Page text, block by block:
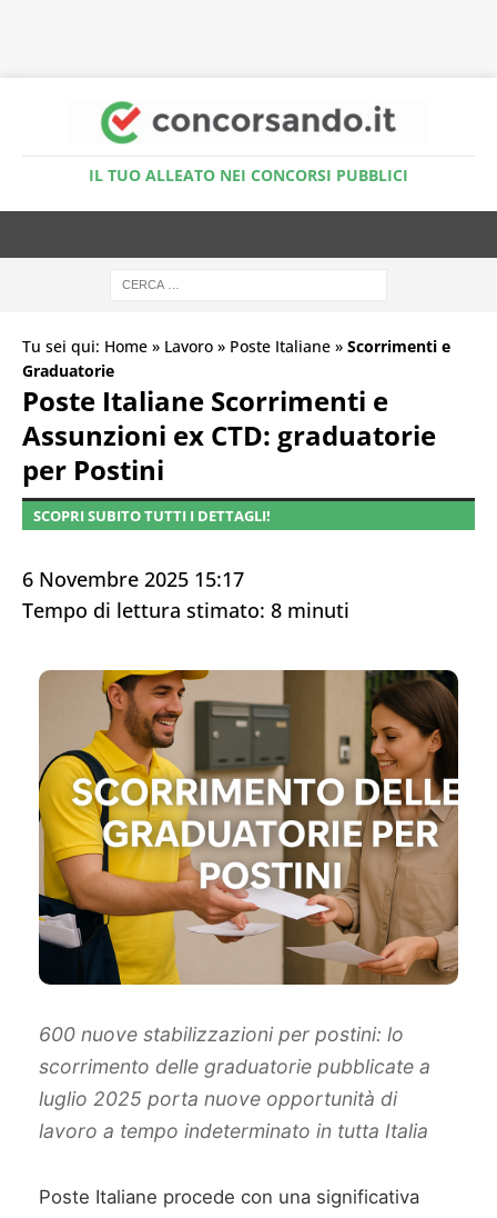
IL TUO ALLEATO NEI CONCORSI PUBBLICI
Tu sei qui: Home » Lavoro » Poste Italiane » Scorrimenti e
Graduatorie
Poste Italiane Scorrimenti e
Assunzioni ex CTD: graduatorie
per Postini
SCOPRI SUBITO TUTTI I DETTAGLI!
6 Novembre 2025 15:17
Tempo di lettura stimato: 8 minuti
600 nuove stabilizzazioni per postini: lo
scorrimento delle graduatorie pubblicate a
luglio 2025 porta nuove opportunità di
lavoro a tempo indeterminato in tutta Italia
Poste Italiane procede con una significativa